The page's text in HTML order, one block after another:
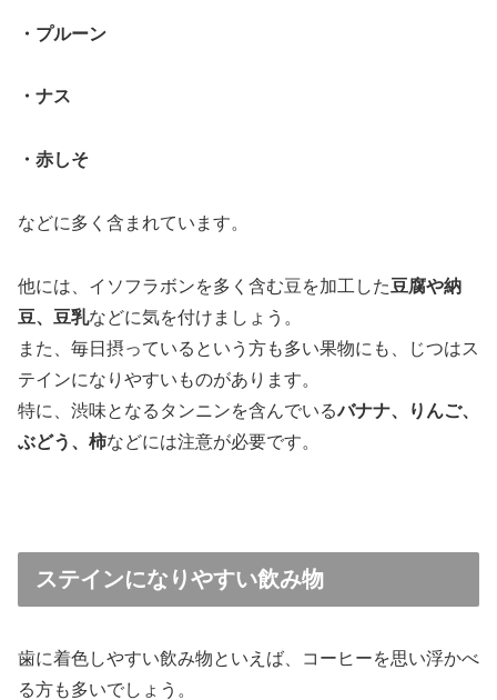
・プルーン
・ナス
・赤しそ
などに多く含まれています。
他には、イソフラボンを多く含む豆を加工した豆腐や納
豆、豆乳などに気を付けましょう。
また、毎日摂っているという方も多い果物にも、じつはス
テインになりやすいものがあります。
特に、渋味となるタンニンを含んでいるバナナ、りんご、
ぶどう、柿などには注意が必要です。
ステインになりやすい飲み物
歯に着色しやすい飲み物といえば、コーヒーを思い浮かべ
る方も多いでしょう。